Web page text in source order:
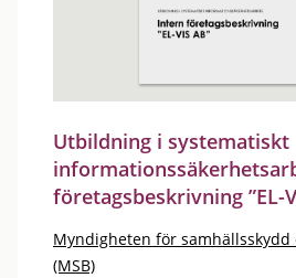
Utbildning i systematiskt
företagsbeskrivning ”EL-
Myndigheten för samhällsskydd
(MSB)